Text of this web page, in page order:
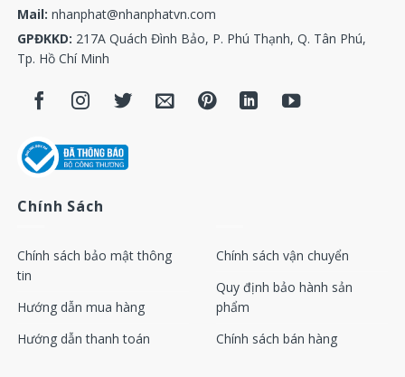
Mail:nhanphat@nhanphatvn.com
GPĐKKD: 217A Quách Đình Bảo, P. Phú Thạnh, Q. Tân Phú,
Tp. Hồ Chí Minh
Chính Sách
Chính sách bảo mật thông
tin
Hướng dẫn mua hàng
Hướng dẫn thanh toán
Chính sách vận chuyển
Quy định bảo hành sản
phẩm
Chính sách bán hàng